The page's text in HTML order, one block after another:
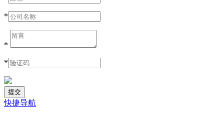
*
*
*
快捷导航